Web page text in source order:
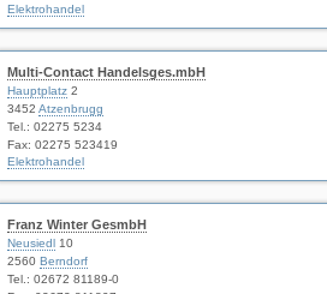
Elektrohandel
Multi-Contact Handelsges.mbH
Hauptplatz2
3452 Atzenbrugg
Tel.: 02275 5234
Fax: 02275 523419
Elektrohandel
Franz Winter GesmbH
Neusiedl10
2560 Berndorf
Tel.: 02672 81189-0